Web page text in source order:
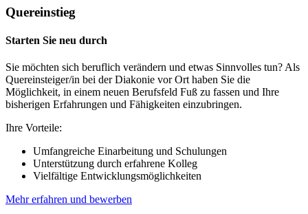
Quereinstieg
Starten Sie neu durch
Sie möchten sich beruflich verändern und etwas Sinnvolles tun? Als
Quereinsteiger/in bei der Diakonie vor Ort haben Sie die
Möglichkeit, in einem neuen Berufsfeld Fuß zu fassen und Ihre
bisherigen Erfahrungen und Fähigkeiten einzubringen.
Ihre Vorteile:
Umfangreiche Einarbeitung und Schulungen
Unterstützung durch erfahrene Kolleg
Vielfältige Entwicklungsmöglichkeiten
Mehr erfahren und bewerben